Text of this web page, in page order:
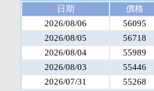
日期
價格
2026/08/06
56095
2026/08/05
56718
2026/08/04
55989
2026/08/03
55446
2026/07/31
55268